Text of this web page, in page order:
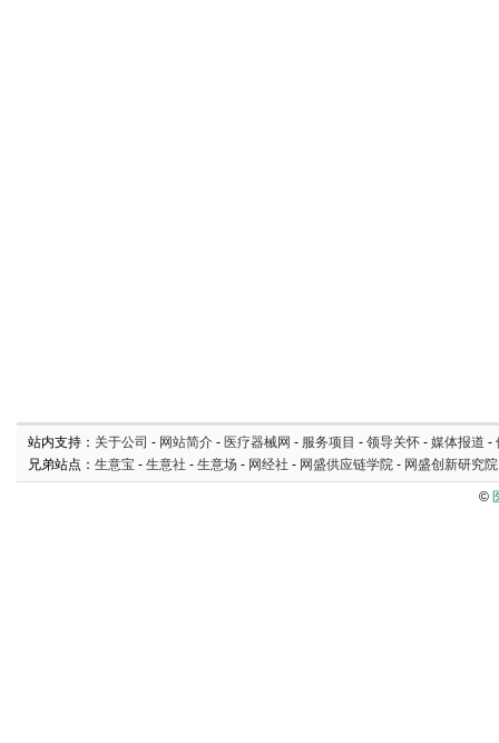
站内支持： 关于公司 - 网站简介 - 医疗器械网 - 服务项目 - 领导关怀 - 媒体报道 -
兄弟站点： 生意宝 - 生意社 - 生意场 - 网经社 - 网盛供应链学院 - 网盛创新研究院
©